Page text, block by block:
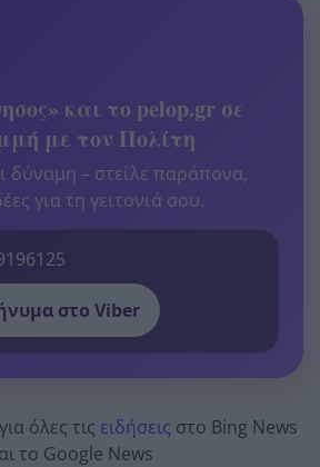
και το pelop.gr σε
με τον Πολίτη
δύναμη – στείλε παράπονα,
για τη γειτονιά σου.
στο Viber
όλες τις ειδήσεις στο Bing News
το Google News